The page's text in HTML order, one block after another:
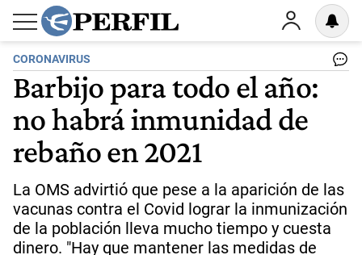
CORONAVIRUS
Barbijo para todo el año:
no habrá inmunidad de
rebaño en 2021
La OMS advirtió que pese a la aparición de las
vacunas contra el Covid lograr la inmunización
de la población lleva mucho tiempo y cuesta
dinero. "Hay que mantener las medidas de